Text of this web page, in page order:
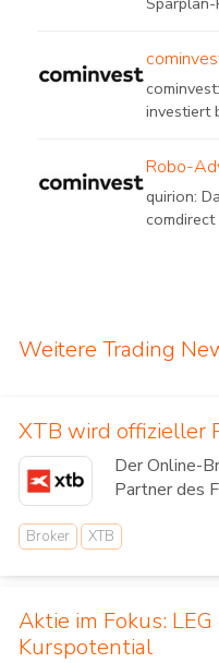
investiert
Robo-
quirion:
Weitere Trading
XTB wird offizieller
Der Online-
Partner des
Broker XTB
Aktie im Fokus:
Kurspotential